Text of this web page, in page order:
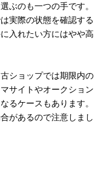
ぶのも一つの手です。
実際の状態を確認する
入れたい方にはやや高
ショップでは期限内の
サイトやオークション
るケースもあります。
があるので注意しまし